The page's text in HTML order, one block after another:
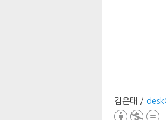
김은태 /